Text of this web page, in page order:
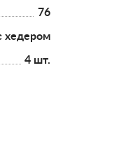
76
хедером
4 шт.